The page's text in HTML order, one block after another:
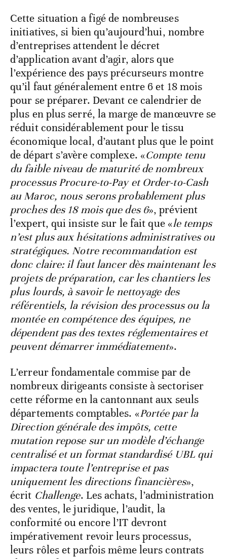
Cette situation a figé de nombreuses
initiatives, si bien qu’aujourd’hui, nombre
d’entreprises attendent le décret
d’application avant d’agir, alors que
l’expérience des pays précurseurs montre
qu’il faut généralement entre 6 et 18 mois
pour se préparer. Devant ce calendrier de
plus en plus serré, la marge de manœuvre se
réduit considérablement pour le tissu
économique local, d’autant plus que le point
de départ s’avère complexe. «Compte tenu
du faible niveau de maturité de nombreux
processus Procure-to-Pay et Order-to-Cash
au Maroc, nous serons probablement plus
proches des 18 mois que des 6», prévient
l’expert, qui insiste sur le fait que «le temps
n’est plus aux hésitations administratives ou
stratégiques. Notre recommandation est
donc claire: il faut lancer dès maintenant les
projets de préparation, car les chantiers les
plus lourds, à savoir le nettoyage des
référentiels, la révision des processus ou la
montée en compétence des équipes, ne
dépendent pas des textes réglementaires et
peuvent démarrer immédiatement».
L’erreur fondamentale commise par de
nombreux dirigeants consiste à sectoriser
cette réforme en la cantonnant aux seuls
départements comptables. «Portée par la
Direction générale des impôts, cette
mutation repose sur un modèle d’échange
centralisé et un format standardisé UBL qui
impactera toute l’entreprise et pas
uniquement les directions financières»,
écrit Challenge. Les achats, l’administration
des ventes, le juridique, l’audit, la
conformité ou encore l’IT devront
impérativement revoir leurs processus,
leurs rôles et parfois même leurs contrats